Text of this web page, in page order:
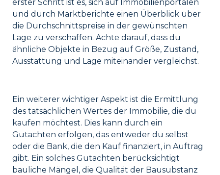
erster Schritt ist es, sich auf Immobilienportalen
und durch Marktberichte einen Überblick über
die Durchschnittspreise in der gewünschten
Lage zu verschaffen. Achte darauf, dass du
ähnliche Objekte in Bezug auf Größe, Zustand,
Ausstattung und Lage miteinander vergleichst.
Ein weiterer wichtiger Aspekt ist die Ermittlung
des tatsächlichen Wertes der Immobilie, die du
kaufen möchtest. Dies kann durch ein
Gutachten erfolgen, das entweder du selbst
oder die Bank, die den Kauf finanziert, in Auftrag
gibt. Ein solches Gutachten berücksichtigt
bauliche Mängel, die Qualität der Bausubstanz